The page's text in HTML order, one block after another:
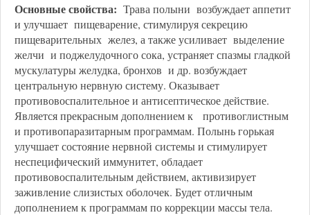
Основные свойства: Трава полыни возбуждает аппетит
и улучшает пищеварение, стимулируя секрецию
пищеварительных желез, а также усиливает выделение
желчи и поджелудочного сока, устраняет спазмы гладкой
мускулатуры желудка, бронхов и др. возбуждает
центральную нервную систему. Оказывает
противовоспалительное и антисептическое действие.
Является прекрасным дополнением к противоглистным
и противопаразитарным программам. Полынь горькая
улучшает состояние нервной системы и стимулирует
неспецифический иммунитет, обладает
противовоспалительным действием, активизирует
заживление слизистых оболочек. Будет отличным
дополнением к программам по коррекции массы тела.